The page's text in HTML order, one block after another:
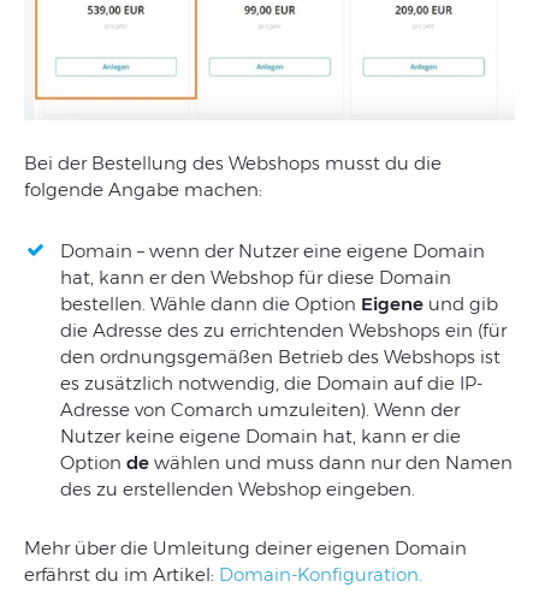
Bei der Bestellung des Webshops musst du die
folgende Angabe machen:
Domain – wenn der Nutzer eine eigene Domain
hat, kann er den Webshop für diese Domain
bestellen. Wähle dann die Option Eigene und gib
die Adresse des zu errichtenden Webshops ein (für
den ordnungsgemäßen Betrieb des Webshops ist
es zusätzlich notwendig, die Domain auf die IP-
Adresse von Comarch umzuleiten). Wenn der
Nutzer keine eigene Domain hat, kann er die
Option de wählen und muss dann nur den Namen
des zu erstellenden Webshop eingeben.
Mehr über die Umleitung deiner eigenen Domain
erfährst du im Artikel: Domain-Konfiguration.